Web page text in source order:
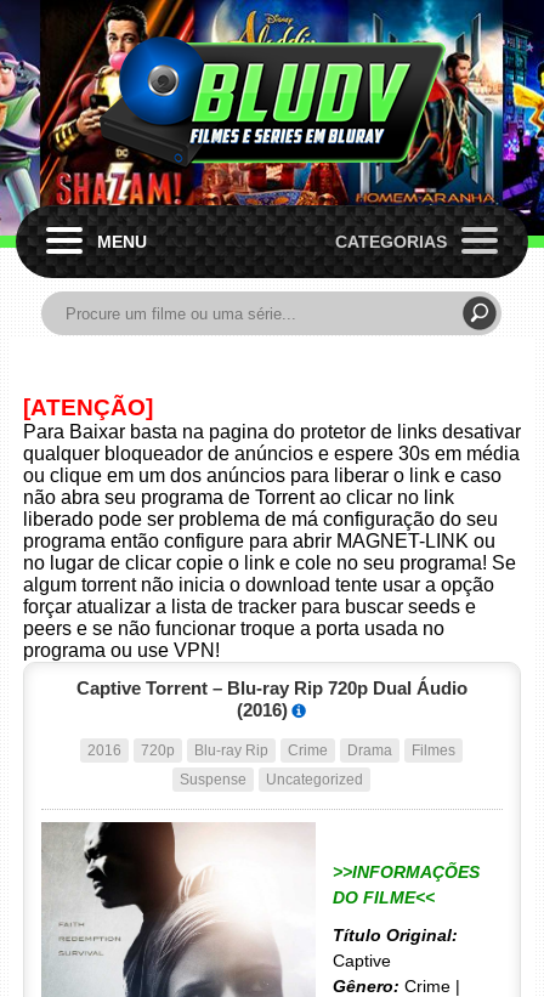
MENU CATEGORIAS
[ATENÇÃO]
Para Baixar basta na pagina do protetor de links desativar
qualquer bloqueador de anúncios e espere 30s em média
ou clique em um dos anúncios para liberar o link e caso
não abra seu programa de Torrent ao clicar no link
liberado pode ser problema de má configuração do seu
programa então configure para abrir MAGNET-LINK ou
no lugar de clicar copie o link e cole no seu programa! Se
algum torrent não inicia o download tente usar a opção
forçar atualizar a lista de tracker para buscar seeds e
peers e se não funcionar troque a porta usada no
programa ou use VPN!
Captive Torrent – Blu-ray Rip 720p Dual Áudio
(2016)
2016 720p Blu-ray Rip Crime Drama
Filmes
Suspense
Uncategorized
>>INFORMAÇÕES
DO FILME<<
Título Original:
Captive
Gênero: Crime |